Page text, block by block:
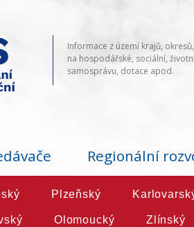
Informace z území krajů,
na hospodářské, sociální,
samosprávu, dotace apod.
Regionální
Plzeňský
Olomoucký Zlínský